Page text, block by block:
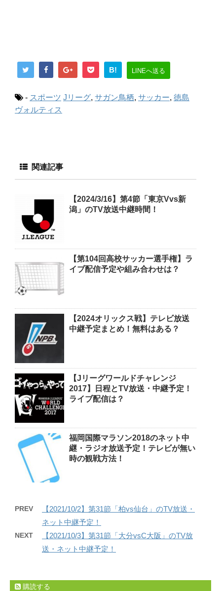
B! LINEへ送る
- スポーツ Jリーグ, サガン鳥栖, サッカー, 徳島
ヴォルティス
関連記事
【2024/3/16】第4節「東京Vvs新
潟」のTV放送中継時間！
【第104回高校サッカー選手権】ラ
イブ配信予定や組み合わせは？
【2024オリックス戦】テレビ放送
中継予定まとめ！無料はある？
【Jリーグワールドチャレンジ
2017】日程とTV放送・中継予定！
ライブ配信は？
福岡国際マラソン2018のネット中
継・ラジオ放送予定！テレビが無い
時の観戦方法！
PREV
【2021/10/2】第31節「柏vs仙台」のTV放送・
ネット中継予定！
NEXT
【2021/10/3】第31節「大分vsC大阪」のTV放
送・ネット中継予定！
購読する